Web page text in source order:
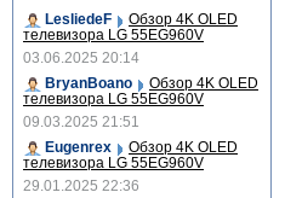
LesliedeF
Обзор 4K OLED
телевизора LG 55EG960V
03.06.2025 20:14
BryanBoano
Обзор 4K OLED
телевизора LG 55EG960V
09.03.2025 21:51
Eugenrex
Обзор 4K OLED
телевизора LG 55EG960V
29.01.2025 22:36